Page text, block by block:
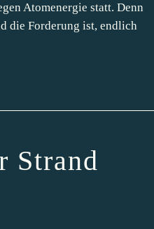
Atomenergie statt. Denn
die Forderung ist, endlich
Strand